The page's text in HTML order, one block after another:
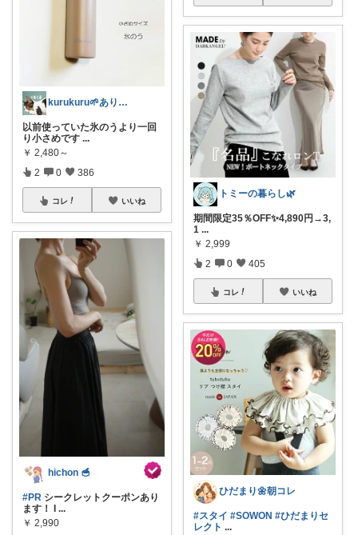
kurukuru🌱ありがとうございます
以前使っていた氷のうより一回
り小さめです ...
￥ 2,480～
2 0 386
コレ いいね
hichon 🥣
#PR シークレットクーポンあり
ます！ I
...
￥ 2,990
トミーの暮らし🌿
期間限定35％OFF✨4,890円→3,
1 ...
￥ 2,999
2 0 405
コレ いいね
ひだまり🌼朝コレ
#スタイ #SOWON #ひだまりセ
レクト ...